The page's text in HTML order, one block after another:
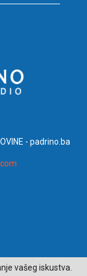
- padrino.ba
vašeg iskustva.